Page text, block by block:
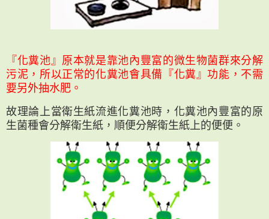
『化糞池』原本就是靠池內豐富的微生物菌群來分解
污泥，所以正常的化糞池會具備『化糞』功能，不需
要另外抽水肥。
故理論上當衛生紙流進化糞池時，化糞池內豐富的原
生菌種會分解衛生紙，順便分解衛生紙上的便便。